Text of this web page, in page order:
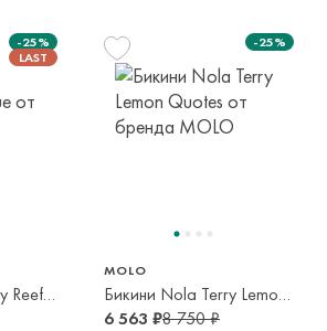
компании.
онлайн банковскими картами Visa,
быстрых платежей (СБП)
-25%
Пантолеты Zhappy Reef Blue
-25%
MOLO
Бикини Nola Terry Lemon Quotes
6 563 ₽8 750 ₽